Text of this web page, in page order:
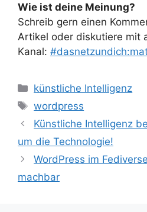
Wie ist deine Meinung?
Schreib gern einen
Artikel oder diskutiere mit
Kanal:
Kategorien
künstliche Intelligenz
Schlagwörter
wordpress
Künstliche Intelligenz
um die Technologie!
WordPress im
machbar